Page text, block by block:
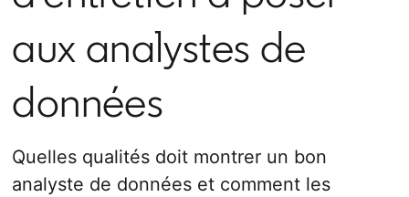
aux analystes de
données
Quelles qualités doit montrer un bon
analyste de données et comment les